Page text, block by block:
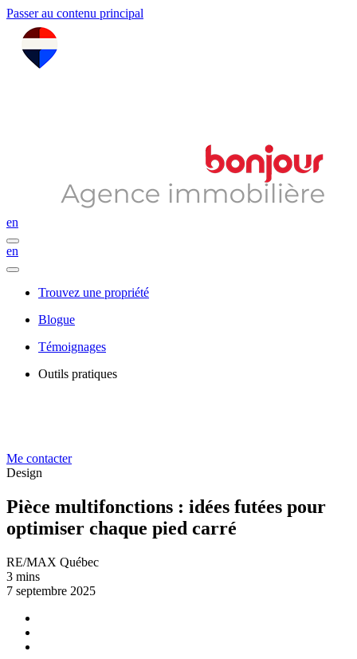
Passer au contenu principal
en
en
Trouvez une propriété
Blogue
Témoignages
Outils pratiques
Me contacter
Design
Pièce multifonctions : idées futées pour
optimiser chaque pied carré
RE/MAX Québec
3 mins
7 septembre 2025